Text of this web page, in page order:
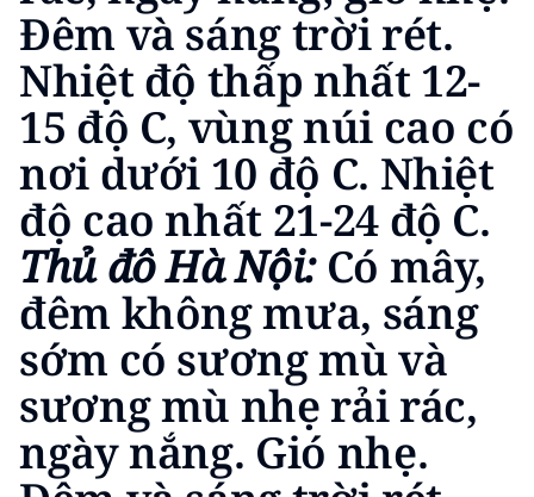
TIN ĐỊA PHƯƠNG
Trung du và miền núi phía Bắc
Đồng bằng sông Hồng
Bắc Trung Bộ
Duyên hải Nam Trung Bộ và Tây
Nguyên
Đông Nam Bộ
Đồng bằng sông Cửu Long
Chuyên trang Hà Nội
Đêm và sáng trời rét.
Nhiệt độ thấp nhất 12-
15 độ C, vùng núi cao có
nơi dưới 10 độ C. Nhiệt
độ cao nhất 21-24 độ C.
Thủ đô Hà Nội: Có mây,
đêm không mưa, sáng
sớm có sương mù và
sương mù nhẹ rải rác,
ngày nắng. Gió nhẹ.